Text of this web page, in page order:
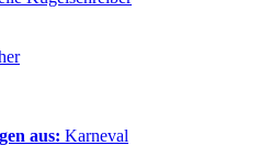
aus: Karneval